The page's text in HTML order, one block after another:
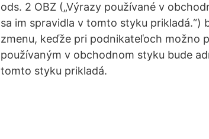
ods. 2 OBZ („Výrazy používané v
sa im spravidla v tomto styku prikladá.“)
zmenu, keďže pri podnikateľoch možno
používaným v obchodnom styku bude
tomto styku prikladá.